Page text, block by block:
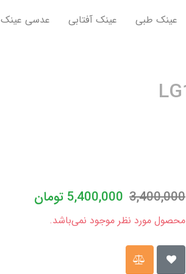
عینک طبی عینک آفتابی عدسی عینک
3,400,000
5,400,000 تومان
محصول مورد نظر موجود نمی‌باشد.